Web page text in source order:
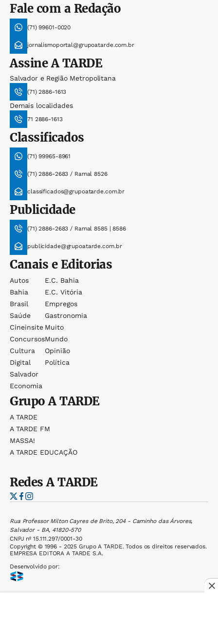
Fale com a Redação
(71) 99601-0020
jornalismoportal@grupoatarde.com.br